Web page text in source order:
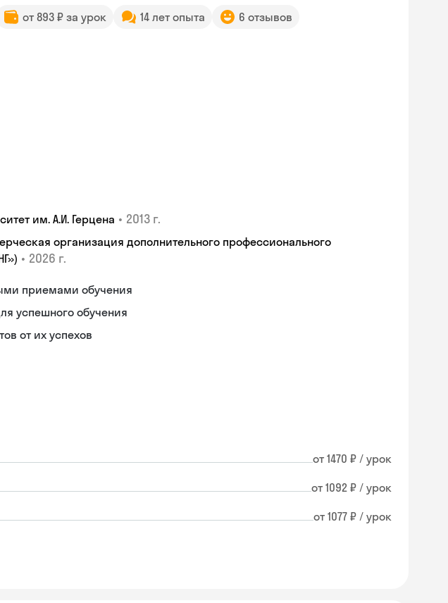
от 893 ₽ за урок 14 лет опыта 6 отзывов
им. А.И. Герцена • 2013 г.
организация дополнительного профессионального
• 2026 г.
приемами обучения
успешного обучения
от их успехов
от 1470 ₽ / урок
от 1092 ₽ / урок
от 1077 ₽ / урок